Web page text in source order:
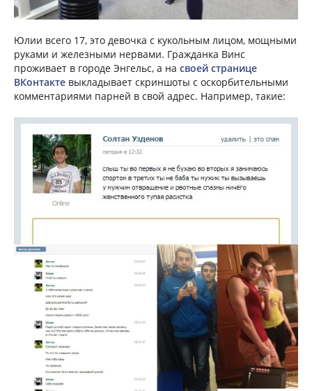
Юлии всего 17, это девочка с кукольным лицом, мощными
руками и железными нервами. Гражданка Винс
проживает в городе Энгельс, а на своей странице
ВКонтакте выкладывает скриншоты с оскорбительными
комментариями парней в свой адрес. Например, такие: